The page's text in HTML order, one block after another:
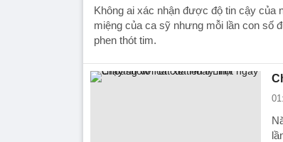
Không ai xác nhận được độ tin cậy của
miệng của ca sỹ nhưng mỗi lần con số
phen thót tim.